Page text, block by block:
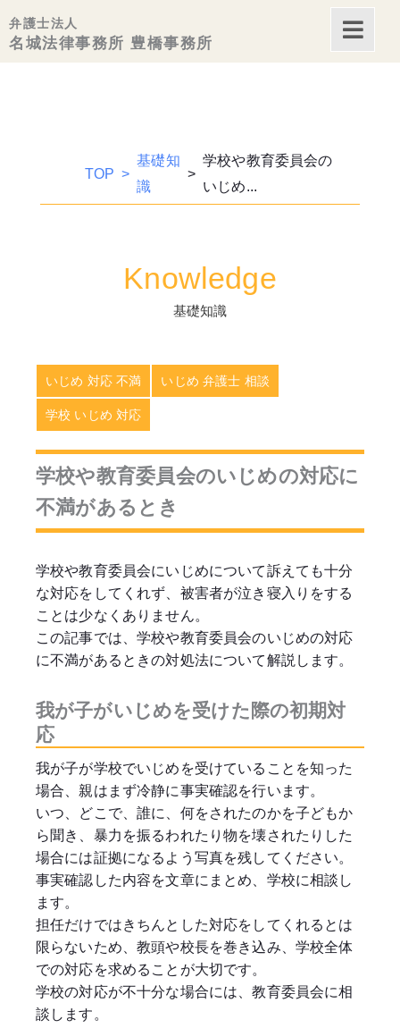
容
弁護士法人
名城法律事務所 豊橋事務所
TOP
基礎知
識
学校や教育委員会の
いじめ...
Knowledge
基礎知識
いじめ 対応 不満 いじめ 弁護士 相談
学校 いじめ 対応
学校や教育委員会のいじめの対応に
不満があるとき
学校や教育委員会にいじめについて訴えても十分
な対応をしてくれず、被害者が泣き寝入りをする
ことは少なくありません。
この記事では、学校や教育委員会のいじめの対応
に不満があるときの対処法について解説します。
我が子がいじめを受けた際の初期対
応
我が子が学校でいじめを受けていることを知った
場合、親はまず冷静に事実確認を行います。
いつ、どこで、誰に、何をされたのかを子どもか
ら聞き、暴力を振るわれたり物を壊されたりした
場合には証拠になるよう写真を残してください。
事実確認した内容を文章にまとめ、学校に相談し
ます。
担任だけではきちんとした対応をしてくれるとは
限らないため、教頭や校長を巻き込み、学校全体
での対応を求めることが大切です。
学校の対応が不十分な場合には、教育委員会に相
談します。